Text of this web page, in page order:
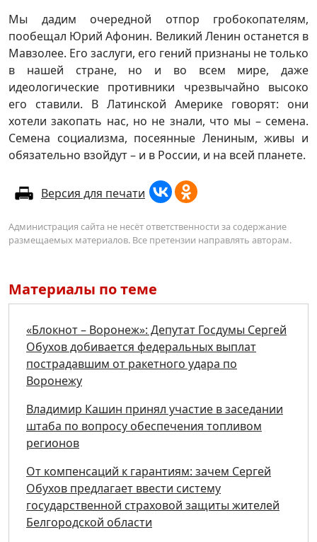
Мы дадим очередной отпор гробокопателям,
пообещал Юрий Афонин. Великий Ленин останется в
Мавзолее. Его заслуги, его гений признаны не только
в нашей стране, но и во всем мире, даже
идеологические противники чрезвычайно высоко
его ставили. В Латинской Америке говорят: они
хотели закопать нас, но не знали, что мы – семена.
Семена социализма, посеянные Лениным, живы и
обязательно взойдут – и в России, и на всей планете.
Версия для печати
Администрация сайта не несёт ответственности за содержание
размещаемых материалов. Все претензии направлять авторам.
Материалы по теме
«Блокнот – Воронеж»: Депутат Госдумы Сергей
Обухов добивается федеральных выплат
пострадавшим от ракетного удара по
Воронежу
Владимир Кашин принял участие в заседании
штаба по вопросу обеспечения топливом
регионов
От компенсаций к гарантиям: зачем Сергей
Обухов предлагает ввести систему
государственной страховой защиты жителей
Белгородской области